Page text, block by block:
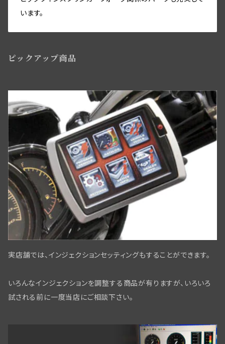
ハンドルバースイッチ・リレー関係
アマチュア関係(ジェネレーター)
ディストリビューター
ワイアリングキット,オリジナル仕様,綿被覆
ビックツイン トランスミッションパーツ
ビッグツイン トランスミッションパーツ
セーフティーガード関係
ライドコントロール・ショックアブソーバー関係
ウインドシールド・レッグシールド関係
サイドスタンド関係
ライドコントロール,ショックアブソーバー
ヘッドベアリング・ステアリングダンパー
リアブレーキパーツ
ニューフロントブレーキBT／WLC・ダブルカムスタイル
スプリンガーフォーク用ディスクブレーキ
フロントブレーキパーツWLC／ビッグツイン用
タイヤ・チューブ関係
リアブレーキパーツ ビックツイン
リアアスクル関係
フロントブレーキ WL/WLAモデル
ツールボックス関係
スクリュー・ナット・ワッシャー
パーツリスト・テクニカルマニュアル
ミリタリー装備
スクリュー/ナット/ワッシャー
ソロサドルシート関係
ライドコントロール,ショックアブソーバー
います。
ピックアップ商品
実店舗では、インジェクションセッティングもすることができます。
いろんなインジェクションを調整する商品が有りますが、いろいろ
試される前に一度当店にご相談下さい。